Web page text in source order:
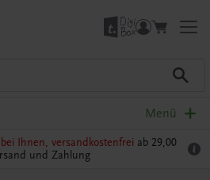
Menü
Ihnen, versandkostenfrei ab 29,00
und Zahlung